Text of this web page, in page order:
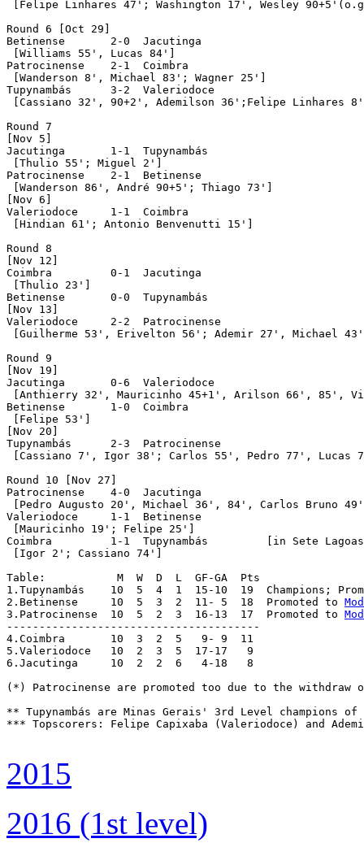
[Felipe Linhares 47'; Washington 17', Wesley
Round 6 [Oct 29]
Betinense	2-0  Jacutinga
[Williams 55', Lucas 84']
Patrocinense 	2-1  Coimbra
[Wanderson 8', Michael 83'; Wagner 25']
Tupynambás	3-2  Valeriodoce
[Cassiano 32', 90+2', Ademilson 36';Felipe Linhares
Round 7
[Nov 5]
Jacutinga	1-1  Tupynambás
[Thulio 55'; Miguel 2']
Patrocinense	2-1  Betinense
[Wanderson 86', André 90+5'; Thiago 73']
[Nov 6]
Valeriodoce 	1-1  Coimbra
[Hindian 61'; Antonio Benvenutti 15']
Round 8
[Nov 12]
Coimbra	 	0-1  Jacutinga
[Thulio 23']
Betinense	0-0  Tupynambás
[Nov 13]
Valeriodoce	2-2  Patrocinense
[Guilherme 53', Erivelton 56'; Ademir 27', Michael
Round 9
[Nov 19]
Jacutinga	0-6  Valeriodoce
[Anthierry 32', Mauricinho 45+1', Arilson 66', 85',
Betinense	1-0  Coimbra
[Felipe 53']
[Nov 20]
Tupynambás 	2-3  Patrocinense
[Cassiano 7', Igor 38'; Carlos 55', Pedro 77', Lucas
Round 10 [Nov 27]
Patrocinense	4-0  Jacutinga
[Pedro Augusto 20', Michael 36', 84', Carlos Bruno
Valeriodoce	1-1  Betinense
[Mauricinho 19'; Felipe 25']
Coimbra	 	1-1  Tupynambás		[in Sete Lagoas]
[Igor 2'; Cassiano 74']
Table:		 M  W  D  L  GF-GA  Pts
1.Tupynambás	10  5  4  1  15-10  19  Champions;
2.Betinense	10  5  3  2  11- 5  18  Promoted to
3.Patrocinense	10  5  2  3  16-13  17  Promoted to
---------------------------------------
4.Coimbra	10  3  2  5   9- 9  11
5.Valeriodoce   10  2  3  5  17-17   9
6.Jacutinga	10  2  2  6   4-18   8
(*) Patrocinense are promoted too due to the withdraw
** Tupynambás are Minas Gerais' 3rd Level champions of
*** Topscorers: Felipe Capixaba (Valeriodoce) and
2015
2016 (1st level)